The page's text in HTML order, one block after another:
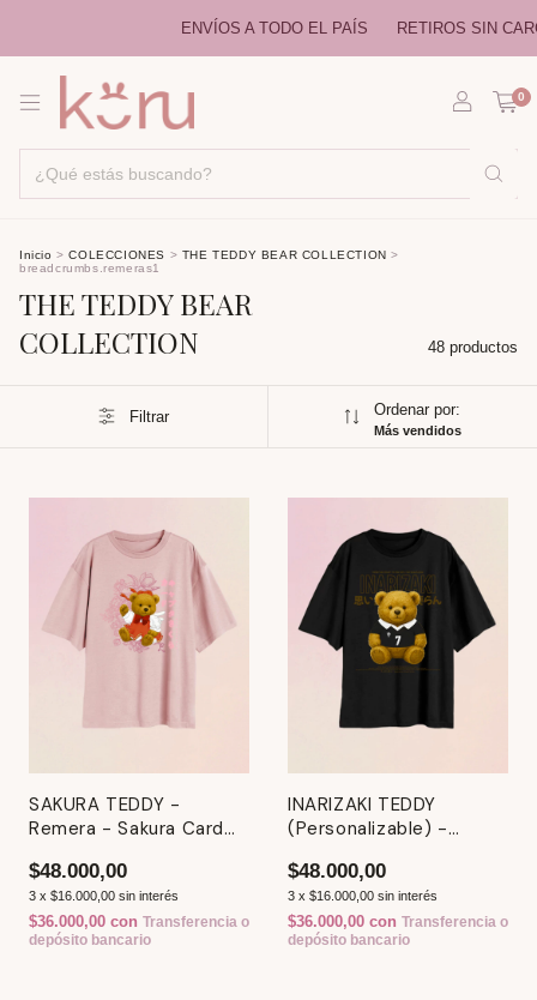
ENVÍOS A TODO EL PAÍS RETIROS SIN CARGO EN
0
Inicio > COLECCIONES > THE TEDDY BEAR COLLECTION >
breadcrumbs.remeras1
THE TEDDY BEAR
COLLECTION
48 productos
Filtrar Ordenar por:
Más vendidos
SAKURA TEDDY -
Remera - Sakura Card
$48.000,00
3 x $16.000,00 sin interés
$36.000,00 con Transferencia o
depósito bancario
INARIZAKI TEDDY
(Personalizable) -
$48.000,00
3 x $16.000,00 sin interés
$36.000,00 con Transferencia o
depósito bancario